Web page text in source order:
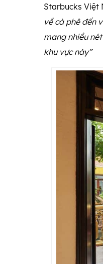
Starbucks Việt
về cà phê đến
mang nhiều
khu vực này”